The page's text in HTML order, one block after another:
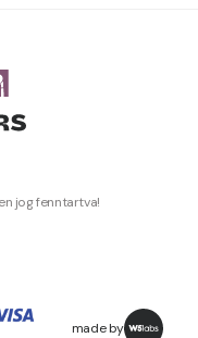
jog fenntartva!
made by